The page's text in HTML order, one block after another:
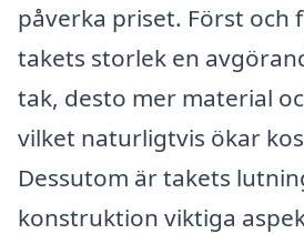
påverka priset. Först och
takets storlek en
tak, desto mer material
vilket naturligtvis ökar
Dessutom är takets
konstruktion viktiga